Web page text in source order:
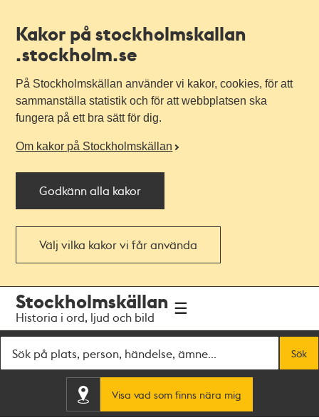
Kakor på stockholmskallan
.stockholm.se
På Stockholmskällan använder vi kakor, cookies, för att
sammanställa statistik och för att webbplatsen ska
fungera på ett bra sätt för dig.
Om kakor på Stockholmskällan
Godkänn alla kakor
Välj vilka kakor vi får använda
navigationen
huvudinnehållet
Stockholmskällan
Historia i ord, ljud och bild
Sök
Visa vad som finns nära mig